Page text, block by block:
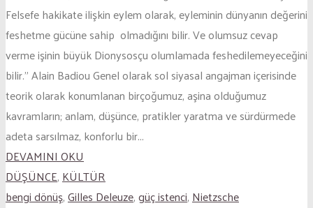
Felsefe hakikate ilişkin eylem olarak, eyleminin dünyanın değerini
feshetme gücüne sahip olmadığını bilir. Ve olumsuz cevap
verme işinin büyük Dionysosçu olumlamada feshedilemeyeceğini
bilir.” Alain Badiou Genel olarak sol siyasal angajman içerisinde
teorik olarak konumlanan birçoğumuz, aşina olduğumuz
kavramların; anlam, düşünce, pratikler yaratma ve sürdürmede
adeta sarsılmaz, konforlu bir...
DEVAMINI OKU
DÜŞÜNCE,KÜLTÜR
bengi dönüş,Gilles Deleuze,güç istenci,Nietzsche